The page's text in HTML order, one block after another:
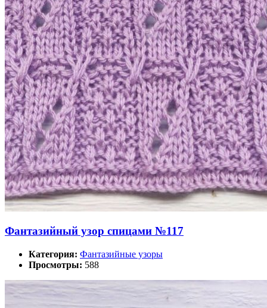
Фантазийный узор спицами №117
Категория: Фантазийные узоры
Просмотры: 588